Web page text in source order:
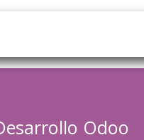
Odoo